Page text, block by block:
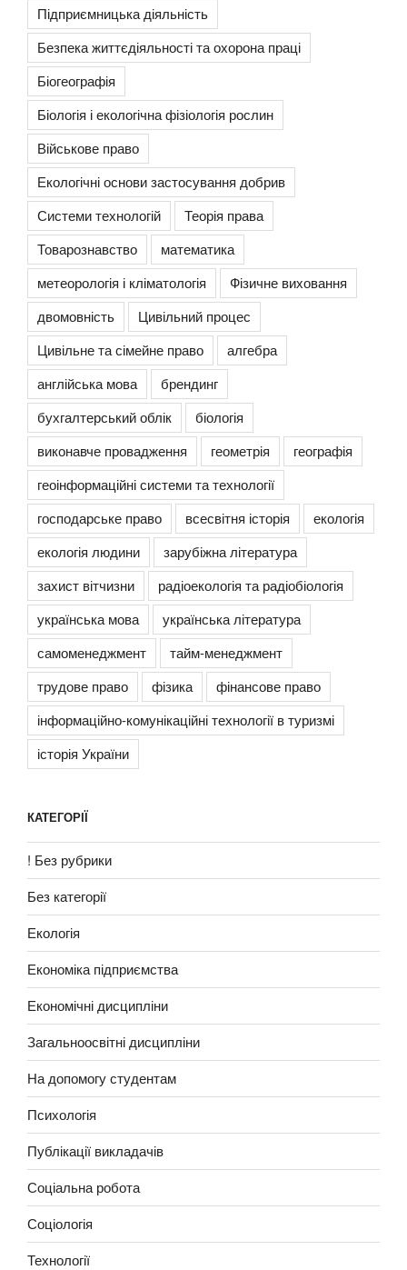
Підприємницька діяльність
Безпека життєдіяльності та охорона праці
Біогеографія
Біологія і екологічна фізіологія рослин
Військове право
Екологічні основи застосування добрив
Системи технологій
Теорія права
Товарознавство
математика
метеорологія і кліматологія
Фізичне виховання
двомовність
Цивільний процес
Цивільне та сімейне право
алгебра
англійська мова
брендинг
бухгалтерський облік
біологія
виконавче провадження
геометрія
географія
геоінформаційні системи та технології
господарське право
всесвітня історія
екологія
екологія людини
зарубіжна література
захист вітчизни
радіоекологія та радіобіологія
українська мова
українська література
самоменеджмент
тайм-менеджмент
трудове право
фізика
фінансове право
інформаційно-комунікаційні технології в туризмі
історія України
КАТЕГОРІЇ
! Без рубрики
Без категорії
Екологія
Економіка підприємства
Економічні дисципліни
Загальноосвітні дисципліни
На допомогу студентам
Психологія
Публікації викладачів
Соціальна робота
Соціологія
Технології